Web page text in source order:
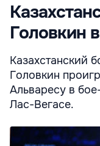
Головкин
Казахстанский
Головкин
Альваресу в
Лас-Вегасе.